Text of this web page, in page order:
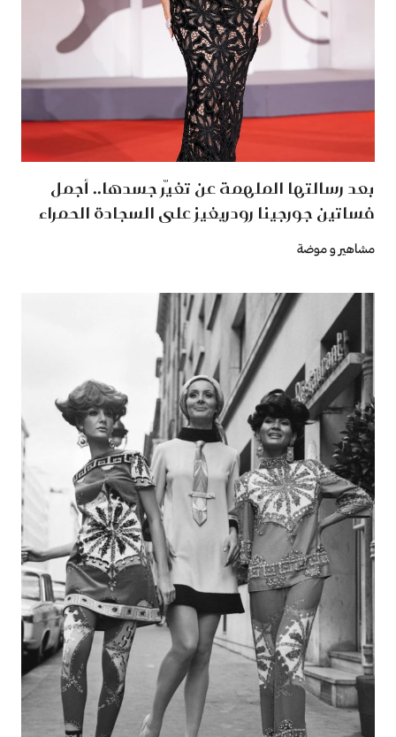
بعد رسالتها الملهمة عن تغيّر جسدها.. أجمل
فساتين جورجينا رودريغيز على السجادة الحمراء
مشاهير و موضة